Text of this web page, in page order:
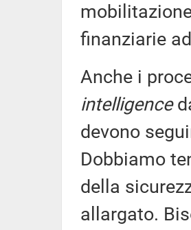
finanziarie
Anche i
intelligence
devono
Dobbiamo
della
allargato.